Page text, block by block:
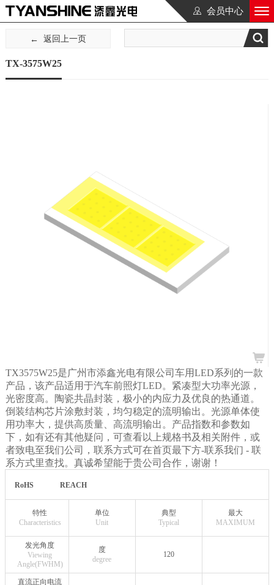
会员中心
返回上一页
TX-3575W25
TX3575W25是广州市添鑫光电有限公司车用LED系列的一款
产品，该产品适用于汽车前照灯LED。紧凑型大功率光源，
光密度高。陶瓷共晶封装，极小的内应力及优良的热通道。
倒装结构芯片涂敷封装，均匀稳定的流明输出。光源单体使
用功率大，提供高质量、高流明输出。产品指数和参数如
下，如有还有其他疑问，可查看以上规格书及相关附件，或
者致电至我们公司，联系方式可在首页最下方-联系我们 - 联
系方式里查找。真诚希望能于贵公司合作，谢谢！
RoHS REACH
特性
Characteristics
单位
Unit
典型
Typical
最大
MAXIMUM
发光角度
Viewing
Angle(FWHM)
度
degree
120
直流正向电流